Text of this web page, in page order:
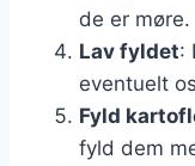
de er møre.
Lav fyldet:
eventuelt
Fyld
fyld dem